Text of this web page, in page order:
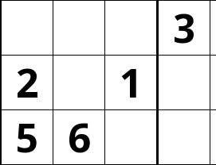
3
2
1
5
6